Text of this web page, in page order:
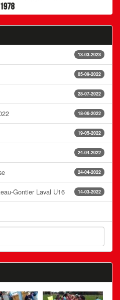
13-03-2023
05-09-2022
28-07-2022
18-06-2022
19-05-2022
24-04-2022
24-04-2022
14-03-2022
Gontier Laval U16